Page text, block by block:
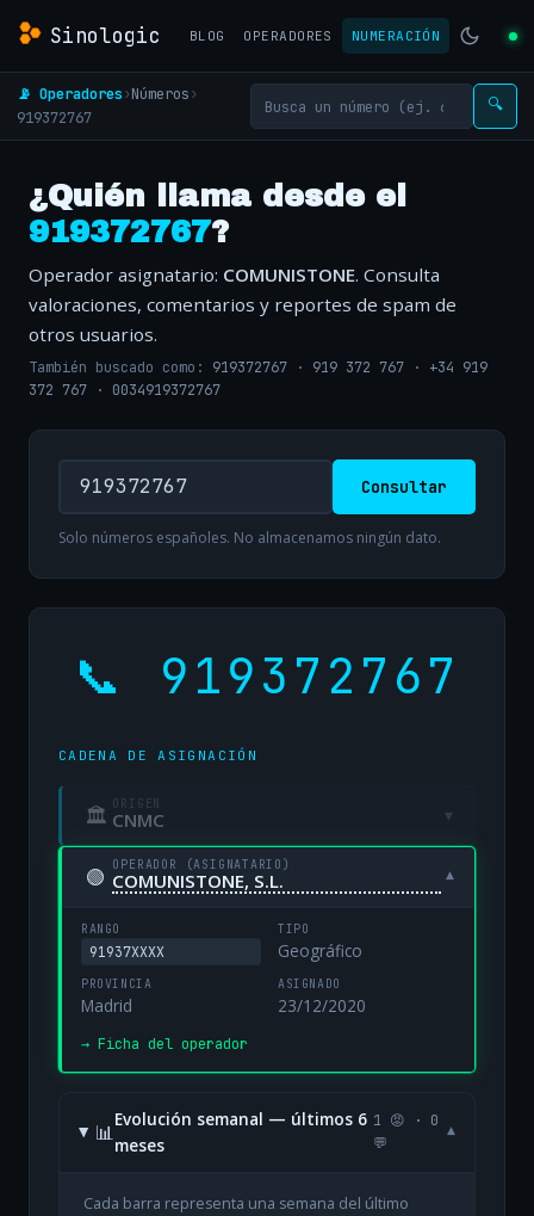
Sinologic BLOG OPERADORES NUMERACIÓN
📡 Operadores›Números›
919372767
🔍
¿Quién llama desde el
919372767?
Operador asignatario: COMUNISTONE. Consulta
valoraciones, comentarios y reportes de spam de
otros usuarios.
También buscado como: 919372767 · 919 372 767 · +34 919
372 767 · 0034919372767
Consultar
Solo números españoles. No almacenamos ningún dato.
📞 919372767
CADENA DE ASIGNACIÓN
🏛 ORIGEN
CNMC ▾
🟢 OPERADOR (ASIGNATARIO)
COMUNISTONE, S.L. ▾
RANGO
91937XXXX
TIPO
Geográfico
PROVINCIA
Madrid
ASIGNADO
23/12/2020
→ Ficha del operador
📊
Evolución semanal — últimos 6
meses
1 😡 · 0
💬
▾
Cada barra representa una semana del último